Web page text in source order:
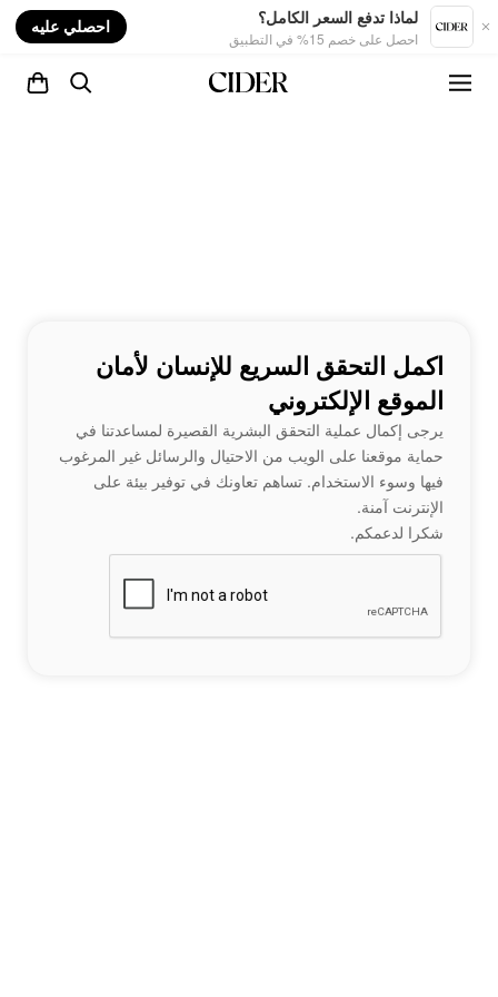
لماذا تدفع السعر الكامل؟
احصل على خصم 15% في التطبيق
احصلي عليه
اكمل التحقق السريع للإنسان لأمان
الموقع الإلكتروني
يرجى إكمال عملية التحقق البشرية القصيرة لمساعدتنا في
حماية موقعنا على الويب من الاحتيال والرسائل غير المرغوب
فيها وسوء الاستخدام. تساهم تعاونك في توفير بيئة على
الإنترنت آمنة.
شكرا لدعمكم.